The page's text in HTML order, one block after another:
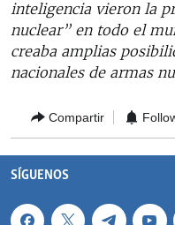
inteligencia vieron la
nuclear” en todo el
creaba amplias
nacionales de armas
Compartir
SÍGUENOS